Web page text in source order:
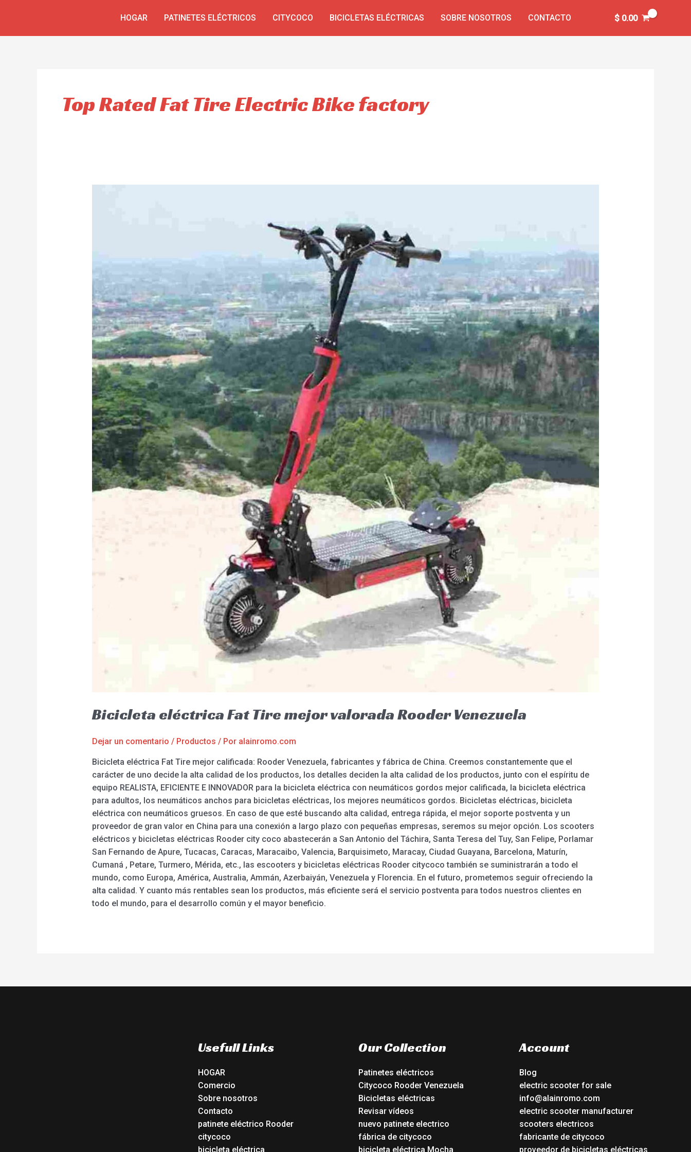
HOGAR PATINETES ELÉCTRICOS CITYCOCO BICICLETAS ELÉCTRICAS SOBRE NOSOTROS CONTACTO $0.00
Top Rated Fat Tire Electric Bike factory
Bicicleta eléctrica Fat Tire mejor valorada Rooder Venezuela
Dejar un comentario / Productos / Por alainromo.com
Bicicleta eléctrica Fat Tire mejor calificada: Rooder Venezuela, fabricantes y fábrica de China. Creemos constantemente que el
carácter de uno decide la alta calidad de los productos, los detalles deciden la alta calidad de los productos, junto con el espíritu de
equipo REALISTA, EFICIENTE E INNOVADOR para la bicicleta eléctrica con neumáticos gordos mejor calificada, la bicicleta eléctrica
para adultos, los neumáticos anchos para bicicletas eléctricas, los mejores neumáticos gordos. Bicicletas eléctricas, bicicleta
eléctrica con neumáticos gruesos. En caso de que esté buscando alta calidad, entrega rápida, el mejor soporte postventa y un
proveedor de gran valor en China para una conexión a largo plazo con pequeñas empresas, seremos su mejor opción. Los scooters
eléctricos y bicicletas eléctricas Rooder city coco abastecerán a San Antonio del Táchira, Santa Teresa del Tuy, San Felipe, Porlamar
San Fernando de Apure, Tucacas, Caracas, Maracaibo, Valencia, Barquisimeto, Maracay, Ciudad Guayana, Barcelona, Maturín,
Cumaná , Petare, Turmero, Mérida, etc., las escooters y bicicletas eléctricas Rooder citycoco también se suministrarán a todo el
mundo, como Europa, América, Australia, Ammán, Azerbaiyán, Venezuela y Florencia. En el futuro, prometemos seguir ofreciendo la
alta calidad. Y cuanto más rentables sean los productos, más eficiente será el servicio postventa para todos nuestros clientes en
todo el mundo, para el desarrollo común y el mayor beneficio.
Usefull Links
HOGAR
Comercio
Sobre nosotros
Contacto
patinete eléctrico Rooder
citycoco
bicicleta eléctrica
Our Collection
Patinetes eléctricos
Citycoco Rooder Venezuela
Bicicletas eléctricas
Revisar vídeos
nuevo patinete electrico
fábrica de citycoco
bicicleta eléctrica Mocha
Account
Blog
electric scooter for sale
info@alainromo.com
electric scooter manufacturer
scooters electricos
fabricante de citycoco
proveedor de bicicletas eléctricas